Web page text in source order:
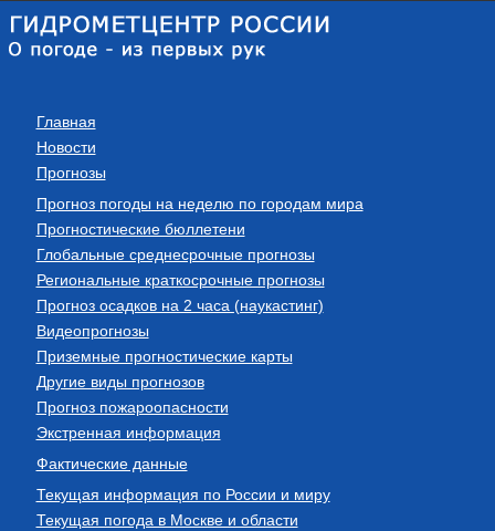
Главная
Новости
Прогнозы
Прогноз погоды на неделю по городам мира
Прогностические бюллетени
Глобальные среднесрочные прогнозы
Региональные краткосрочные прогнозы
Прогноз осадков на 2 часа (наукастинг)
Видеопрогнозы
Приземные прогностические карты
Другие виды прогнозов
Прогноз пожароопасности
Экстренная информация
Фактические данные
Текущая информация по России и миру
Текущая погода в Москве и области